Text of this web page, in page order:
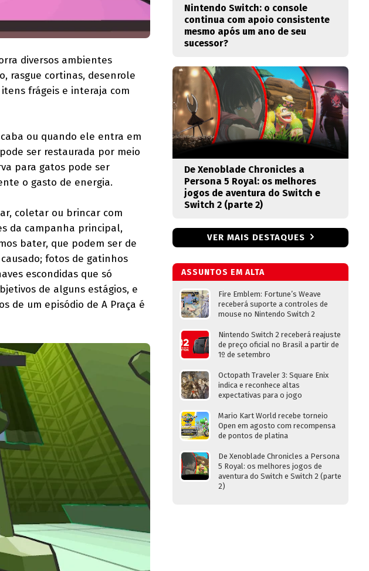
diversos ambientes
rasgue cortinas, desenrole
frágeis e interaja com
ou quando ele entra em
ser restaurada por meio
para gatos pode ser
o gasto de energia.
coletar ou brincar com
da campanha principal,
bater, que podem ser de
fotos de gatinhos
escondidas que só
de alguns estágios, e
de um episódio de A Praça é
Nintendo Switch: o console
continua com apoio consistente
mesmo após um ano de seu
sucessor?
De Xenoblade Chronicles a
Persona 5 Royal: os melhores
jogos de aventura do Switch e
Switch 2 (parte 2)
VER MAIS DESTAQUES
ASSUNTOS EM ALTA
Fire Emblem: Fortune’s Weave
receberá suporte a controles de
mouse no Nintendo Switch 2
Nintendo Switch 2 receberá reajuste
de preço oficial no Brasil a partir de
1º de setembro
Octopath Traveler 3: Square Enix
indica e reconhece altas
expectativas para o jogo
Mario Kart World recebe torneio
Open em agosto com recompensa
de pontos de platina
De Xenoblade Chronicles a Persona
5 Royal: os melhores jogos de
aventura do Switch e Switch 2 (parte
2)